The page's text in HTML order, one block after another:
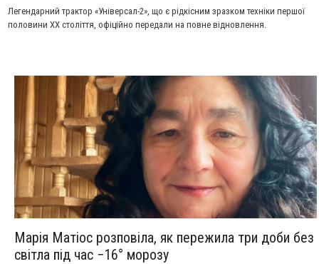
Легендарний трактор «Універсал-2», що є рідкісним зразком техніки першої
половини XX століття, офіційно передали на повне відновлення.
Марія Матіос розповіла, як пережила три доби без
світла під час −16° морозу